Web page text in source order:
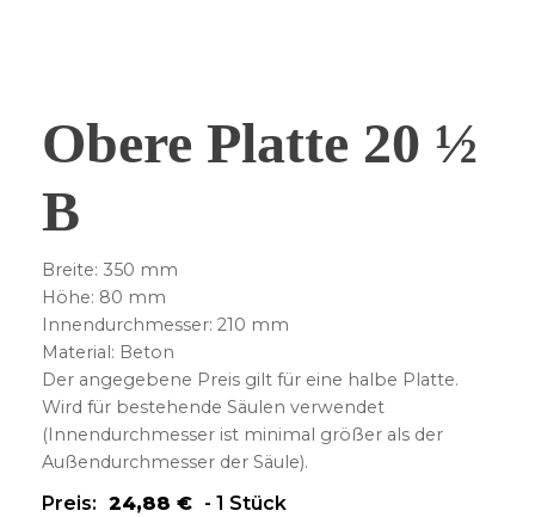
Obere Platte 20 ½
B
Breite: 350 mm
Höhe: 80 mm
Innendurchmesser: 210 mm
Material: Beton
Der angegebene Preis gilt für eine halbe Platte.
Wird für bestehende Säulen verwendet
(Innendurchmesser ist minimal größer als der
Außendurchmesser der Säule).
Preis: 24,88 € - 1 Stück